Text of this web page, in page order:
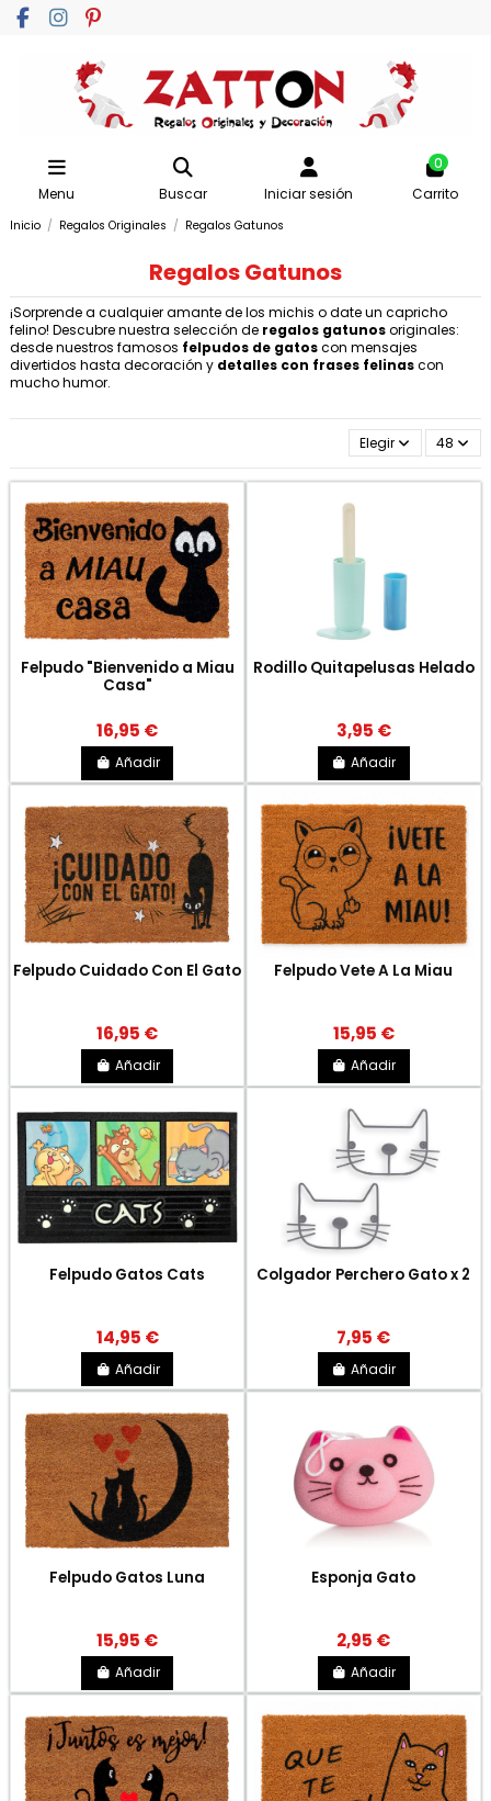
Menu Buscar Iniciar sesión
0
Carrito
Inicio Regalos Originales Regalos Gatunos
Regalos Gatunos
¡Sorprende a cualquier amante de los michis o date un capricho
felino! Descubre nuestra selección de regalos gatunosoriginales:
desde nuestros famosos felpudos de gatoscon mensajes
divertidos hasta decoración y detalles con frases felinascon
mucho humor.
Elegir 48
Felpudo "Bienvenido a Miau
Casa"
16,95 €
Añadir
Rodillo Quitapelusas Helado
3,95 €
Añadir
Felpudo Cuidado Con El Gato
16,95 €
Añadir
Felpudo Vete A La Miau
15,95 €
Añadir
Felpudo Gatos Cats
14,95 €
Añadir
Colgador Perchero Gato x 2
7,95 €
Añadir
Felpudo Gatos Luna
15,95 €
Añadir
Esponja Gato
2,95 €
Añadir